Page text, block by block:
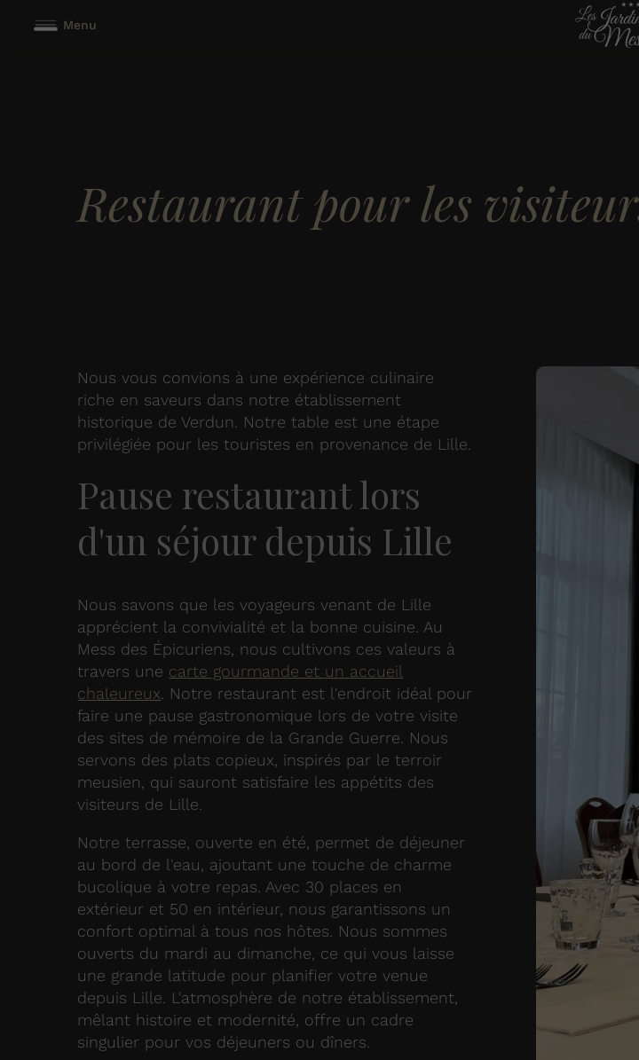
Menu
Restaurant pour les
Nous vous convions à une expérience culinaire
riche en saveurs dans notre établissement
historique de Verdun. Notre table est une étape
privilégiée pour les touristes en provenance de Lille.
Pause restaurant lors
d'un séjour depuis Lille
Nous savons que les voyageurs venant de Lille
apprécient la convivialité et la bonne cuisine. Au
Mess des Épicuriens, nous cultivons ces valeurs à
travers une carte gourmande et un accueil
chaleureux . Notre restaurant est l'endroit idéal pour
faire une pause gastronomique lors de votre visite
des sites de mémoire de la Grande Guerre. Nous
servons des plats copieux, inspirés par le terroir
meusien, qui sauront satisfaire les appétits des
visiteurs de Lille.
Notre terrasse, ouverte en été, permet de déjeuner
au bord de l'eau, ajoutant une touche de charme
bucolique à votre repas. Avec 30 places en
extérieur et 50 en intérieur, nous garantissons un
confort optimal à tous nos hôtes. Nous sommes
ouverts du mardi au dimanche, ce qui vous laisse
une grande latitude pour planifier votre venue
depuis Lille. L'atmosphère de notre établissement,
mêlant histoire et modernité, offre un cadre
singulier pour vos déjeuners ou dîners.